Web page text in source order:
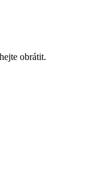
obrátit.